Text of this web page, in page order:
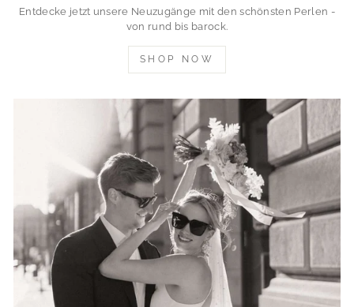
Entdecke jetzt unsere Neuzugänge mit den schönsten Perlen -
von rund bis barock.
SHOP NOW